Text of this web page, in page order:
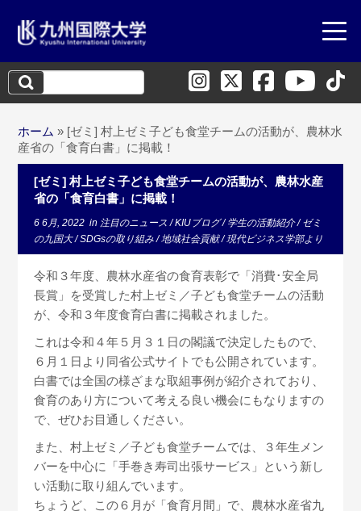
検
索:
ホーム » [ゼミ] 村上ゼミ子ども食堂チームの活動が、農林水
産省の「食育白書」に掲載！
[ゼミ] 村上ゼミ子ども食堂チームの活動が、農林水産
省の「食育白書」に掲載！
6 6月, 2022 in 注目のニュース/KIUブログ/学生の活動紹介/ゼミ
の九国大/SDGsの取り組み/地域社会貢献/現代ビジネス学部より
令和３年度、農林水産省の食育表彰で「消費･安全局
長賞」を受賞した村上ゼミ／子ども食堂チームの活動
が、令和３年度食育白書に掲載されました。
これは令和４年５月３１日の閣議で決定したもので、
６月１日より同省公式サイトでも公開されています。
白書では全国の様ざまな取組事例が紹介されており、
食育のあり方について考える良い機会にもなりますの
で、ぜひお目通しください。
また、村上ゼミ／子ども食堂チームでは、３年生メン
バーを中心に「手巻き寿司出張サービス」という新し
い活動に取り組んでいます。
ちょうど、この６月が「食育月間」で、農林水産省九